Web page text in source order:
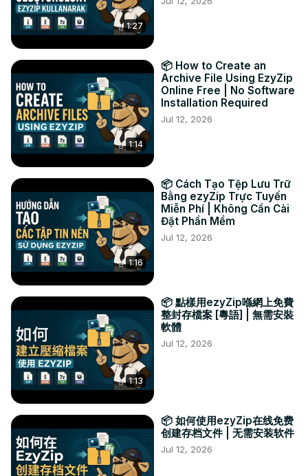
Facebook : https://www.facebook.com/ezyzip/
1:27
1:14
📦 How to Create an
Archive File Using EzyZip
Online Free | No Software
Installation Required
Jul 12, 2026
1:16
📦 Cách Tạo Tệp Lưu Trữ
Bằng ezyZip Trực Tuyến
Miễn Phí | Không Cần Cài
Đặt Phần Mềm
Jul 12, 2026
1:13
📦 點樣用ezyZip喺網上免費
整封存檔案 [粵語] | 無需安裝
軟體
Jul 12, 2026
📦 如何使用ezyZip在线免费
创建存档文件 | 无需安装软件
Jul 12, 2026